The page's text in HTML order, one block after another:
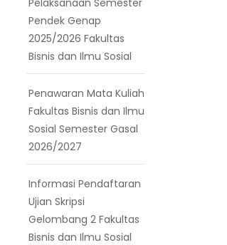
Pendek Genap
2025/2026 Fakultas
Bisnis dan Ilmu Sosial
Penawaran Mata Kuliah
Fakultas Bisnis dan Ilmu
Sosial Semester Gasal
2026/2027
Informasi Pendaftaran
Ujian Skripsi
Gelombang 2 Fakultas
Bisnis dan Ilmu Sosial